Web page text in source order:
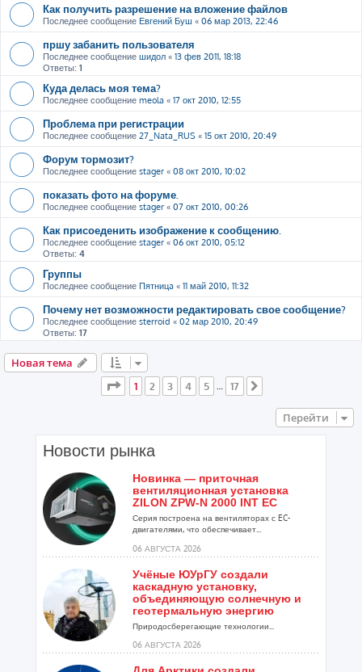
Как получить разрешение на вложение файлов
Последнее сообщение Евгений Буш « 06 мар 2013, 22:46
пршу забанить пользователя
Последнее сообщение шидол « 13 фев 2011, 18:18
Ответы: 1
Куда делась моя тема?
Последнее сообщение meola « 17 окт 2010, 12:55
Проблема при регистрации
Последнее сообщение 27_Nata_RUS « 15 окт 2010, 20:49
Форум тормозит?
Последнее сообщение stager « 08 окт 2010, 10:02
показать фото на форуме.
Последнее сообщение stager « 07 окт 2010, 00:26
Как присоеденить изображение к сообщению.
Последнее сообщение stager « 06 окт 2010, 05:12
Ответы: 4
Группы
Последнее сообщение Пятницa « 11 май 2010, 11:32
Почему нет возможности редактировать свое сообщение?
Последнее сообщение sterroid « 02 мар 2010, 20:49
Ответы: 17
Новая тема
Страница
из 17
1 2 3 4 5 … 17
Перейти
Новости рынка
Новинка — приточная
вентиляционная установка
ZILON ZPW-N 2000 INT EC
Серия построена на вентиляторах с EC-
двигателями, что обеспечивает...
06 АВГУСТА 2026
Учёные ЮУрГУ создали
каскадную установку,
объединяющую солнечную и
геотермальную энергию
Природосберегающие технологии...
06 АВГУСТА 2026